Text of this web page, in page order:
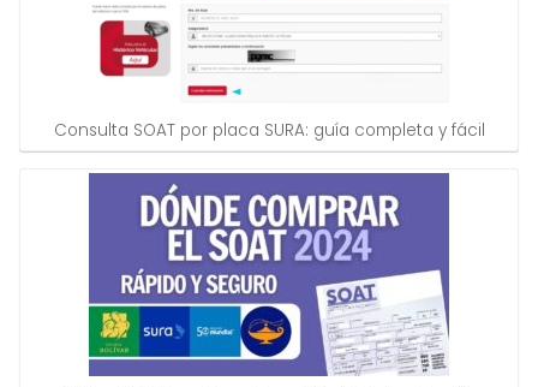
Consulta SOAT por placa SURA: guía completa y fácil